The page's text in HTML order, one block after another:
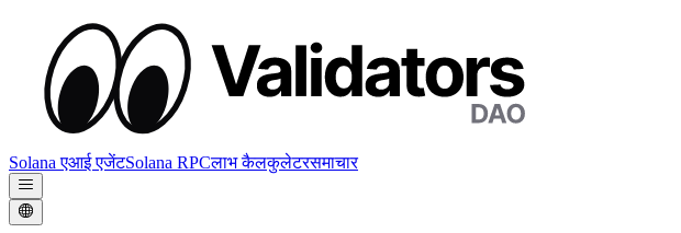
Solana एआई एजेंटSolana RPCलाभ कैलकुलेटरसमाचार